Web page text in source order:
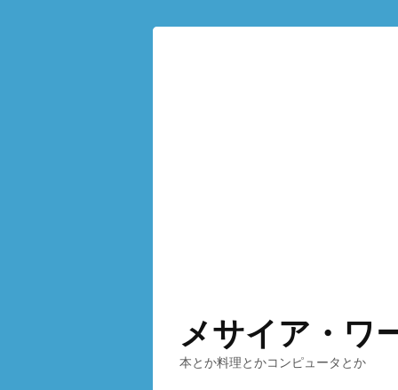
メサイア・ワ
本とか料理とかコンピュータとか